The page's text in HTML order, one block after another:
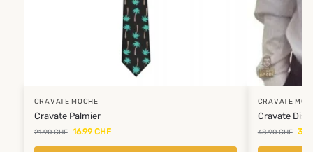
CRAVATE MOCHE
Cravate Palmier
21.90CHF 16.99 CHF
CRAVATE
Cravate
48.90CHF